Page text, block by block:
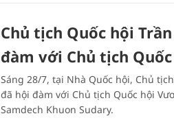
Chủ tịch Quốc hội
đàm với Chủ tịch
Sáng 28/7, tại Nhà Quốc hội, Chủ
đã hội đàm với Chủ tịch Quốc hội
Samdech Khuon Sudary.